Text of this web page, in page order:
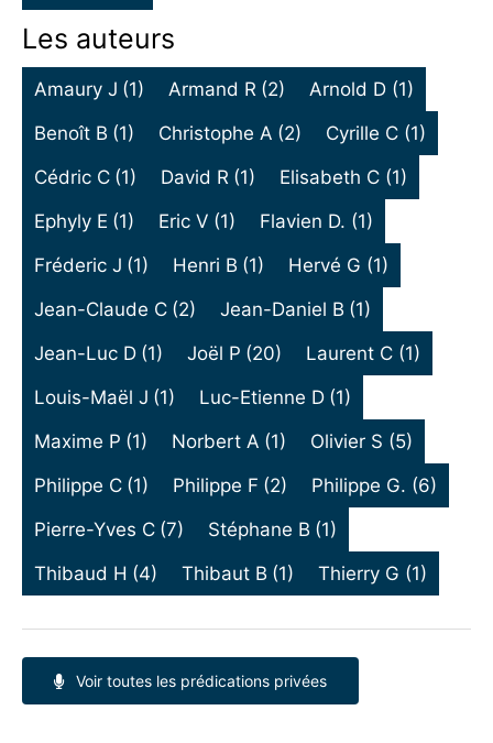
Les auteurs
Amaury J (1) Armand R (2) Arnold D (1)
Benoît B (1) Christophe A (2) Cyrille C (1)
Cédric C (1) David R (1) Elisabeth C (1)
Ephyly E (1) Eric V (1) Flavien D. (1)
Fréderic J (1) Henri B (1) Hervé G (1)
Jean-Claude C (2) Jean-Daniel B (1)
Jean-Luc D (1) Joël P (20) Laurent C (1)
Louis-Maël J (1) Luc-Etienne D (1)
Maxime P (1) Norbert A (1) Olivier S (5)
Philippe C (1) Philippe F (2) Philippe G. (6)
Pierre-Yves C (7) Stéphane B (1)
Thibaud H (4) Thibaut B (1) Thierry G (1)
Voir toutes les prédications privées